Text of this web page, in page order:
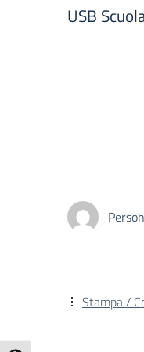
USB
Stampa /